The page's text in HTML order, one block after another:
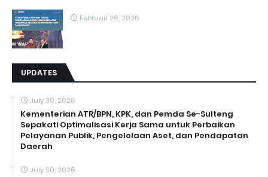
Februari 26, 2026
UPDATES
July 30, 2026
Kementerian ATR/BPN, KPK, dan Pemda Se-Sulteng
Sepakati Optimalisasi Kerja Sama untuk Perbaikan
Pelayanan Publik, Pengelolaan Aset, dan Pendapatan
Daerah
July 30, 2026